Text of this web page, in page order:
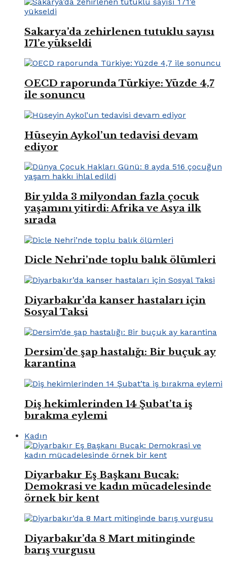
Sakarya’da zehirlenen tutuklu sayısı
171’e yükseldi
OECD raporunda Türkiye: Yüzde 4,7
ile sonuncu
Hüseyin Aykol’un tedavisi devam
ediyor
Bir yılda 3 milyondan fazla çocuk
yaşamını yitirdi: Afrika ve Asya ilk
sırada
Dicle Nehri’nde toplu balık ölümleri
Diyarbakır’da kanser hastaları için
Sosyal Taksi
Dersim’de şap hastalığı: Bir buçuk ay
karantina
Diş hekimlerinden 14 Şubat’ta iş
bırakma eylemi
Kadın
Diyarbakır Eş Başkanı Bucak:
Demokrasi ve kadın mücadelesinde
örnek bir kent
Diyarbakır’da 8 Mart mitinginde
barış vurgusu